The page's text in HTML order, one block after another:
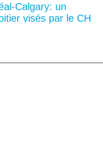
Calgary: un
visés par le CH